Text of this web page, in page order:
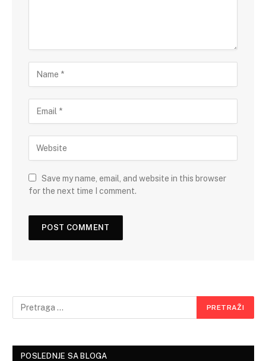
Save my name, email, and website in this browser
for the next time I comment.
POSLEDNJE SA BLOGA